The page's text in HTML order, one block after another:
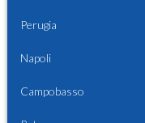
Perugia
Napoli
Campobasso